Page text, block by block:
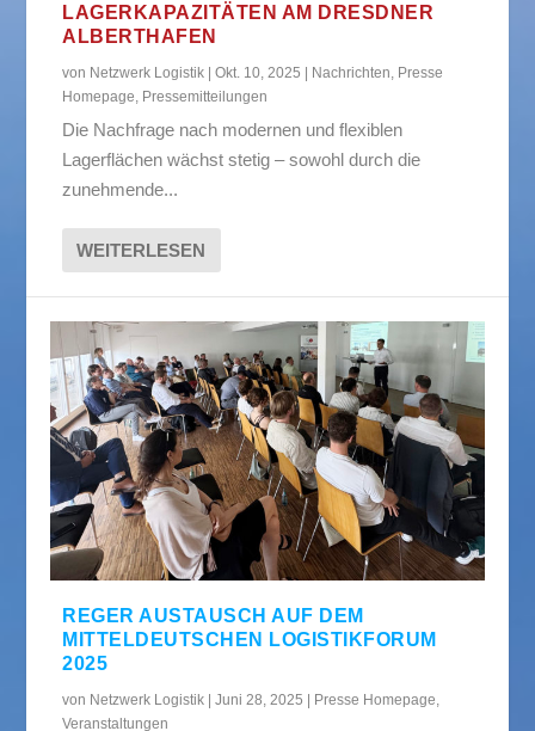
LAGERKAPAZITÄTEN AM DRESDNER
ALBERTHAFEN
von Netzwerk Logistik |Okt. 10, 2025 | Nachrichten Presse
Homepage Pressemitteilungen
Die Nachfrage nach modernen und flexiblen
Lagerflächen wächst stetig – sowohl durch die
zunehmende...
WEITERLESEN
REGER AUSTAUSCH AUF DEM
MITTELDEUTSCHEN LOGISTIKFORUM
2025
von Netzwerk Logistik |Juni 28, 2025 Presse Homepage,
Veranstaltungen